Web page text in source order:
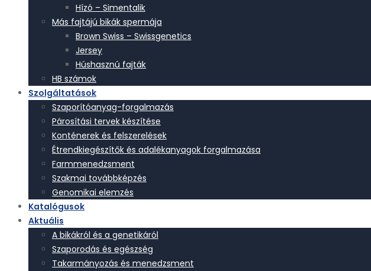
Hízó – Simentalik
Más fajtájú bikák spermája
Brown Swiss – Swissgenetics
Jersey
Húshasznú fajták
HB számok
Szolgáltatások
Szaporítóanyag-forgalmazás
Párosítási tervek készítése
Konténerek és felszerelések
Étrendkiegészítők és adalékanyagok forgalmazása
Farmmenedzsment
Szakmai továbbképzés
Genomikai elemzés
Katalógusok
Aktuális
A bikákról és a genetikáról
Szaporodás és egészség
Takarmányozás és menedzsment